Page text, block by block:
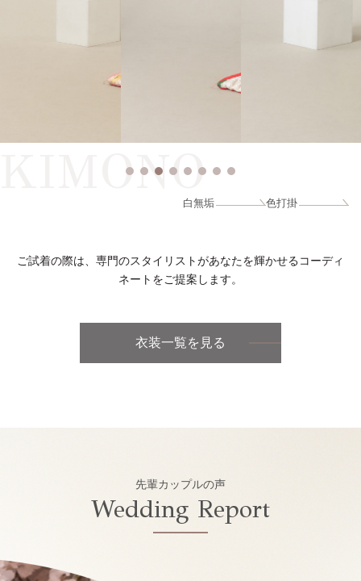
KIMONO
白無垢 色打掛
ご試着の際は、専門のスタイリストがあなたを輝かせるコーディ
ネートをご提案します。
衣装一覧を見る
先輩カップルの声
Wedding Report